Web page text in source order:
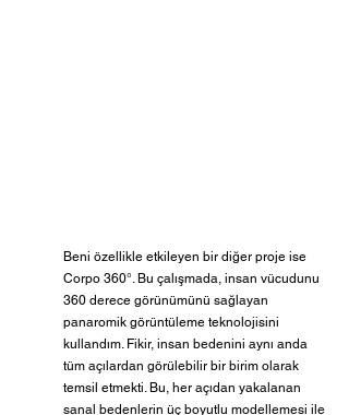
Beni özellikle etkileyen bir diğer proje ise
Corpo 360°. Bu çalışmada, insan vücudunu
360 derece görünümünü sağlayan
panaromik görüntüleme teknolojisini
kullandım. Fikir, insan bedenini aynı anda
tüm açılardan görülebilir bir birim olarak
temsil etmekti. Bu, her açıdan yakalanan
sanal bedenlerin üç boyutlu modellemesi ile